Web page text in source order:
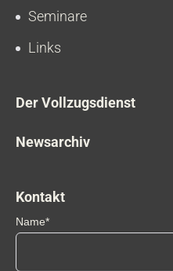
Seminare
Links
Der Vollzugsdienst
Newsarchiv
Kontakt
Name*